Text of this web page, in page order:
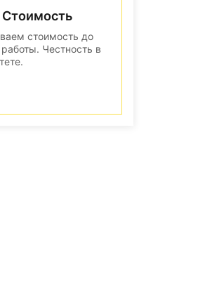
Стоимость
стоимость до
Честность в